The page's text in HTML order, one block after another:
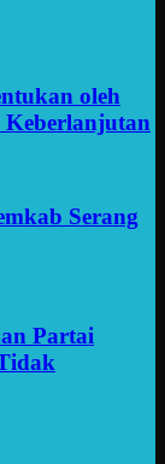
oleh
Keberlanjutan
Serang
Partai